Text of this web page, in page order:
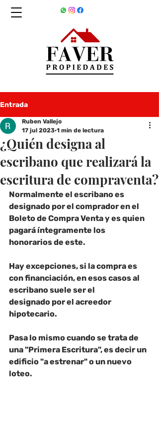
Entrada
¿Quién designa al
escribano que realizará la
escritura de compraventa?
Ruben Vallejo
17 jul 2023 1 min de lectura
Normalmente el escribano es
designado por el comprador en el
Boleto de Compra Venta y es quien
pagará íntegramente los
honorarios de este.
Hay excepciones, si la compra es
con financiación, en esos casos al
escribano suele ser el
designado por el acreedor
hipotecario.
Pasa lo mismo cuando se trata de
una "Primera Escritura", es decir un
edificio "a estrenar" o un nuevo
loteo.